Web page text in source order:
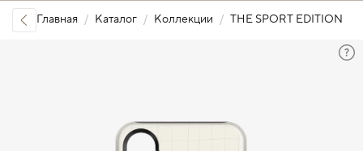
Главная Каталог Коллекции THE SPORT EDITION